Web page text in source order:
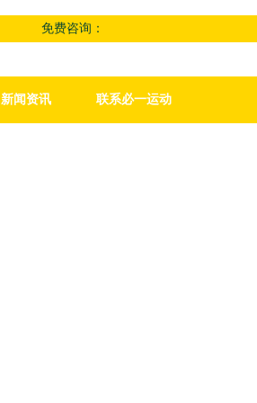
免费咨询：
新闻资讯 联系必一运动